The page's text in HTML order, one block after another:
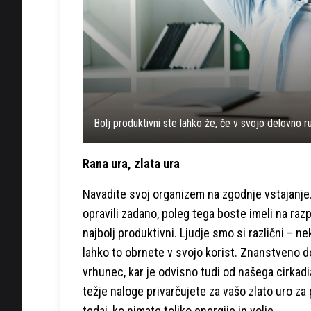
Bolj produktivni ste lahko že, če v svojo delovno
Rana ura, zlata ura
Navadite svoj organizem na zgodnje
opravili zadano, poleg tega boste imeli na
najbolj produktivni. Ljudje smo si različni –
lahko to obrnete v svojo korist. Znanstveno
vrhunec, kar je odvisno tudi od našega
težje naloge privarčujete za vašo zlato uro